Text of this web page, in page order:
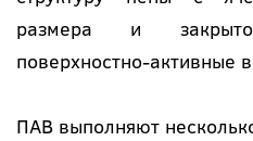
размера и
поверхностно-активные
ПАВ выполняют